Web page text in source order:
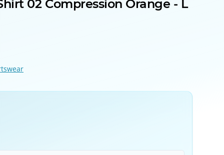
02 Compression Orange - L